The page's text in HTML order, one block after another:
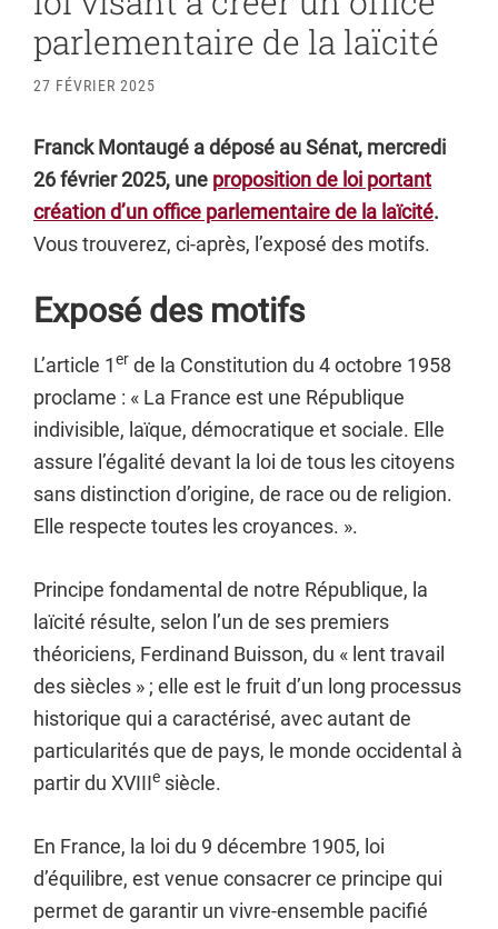
parlementaire de la laïcité
27 FÉVRIER 2025
Franck Montaugé a déposé au Sénat, mercredi
26 février 2025, une proposition de loi portant
création d’un office parlementaire de la laïcité.
Vous trouverez, ci-après, l’exposé des motifs.
Exposé des motifs
L’article 1er de la Constitution du 4 octobre 1958
proclame : « La France est une République
indivisible, laïque, démocratique et sociale. Elle
assure l’égalité devant la loi de tous les citoyens
sans distinction d’origine, de race ou de religion.
Elle respecte toutes les croyances. ».
Principe fondamental de notre République, la
laïcité résulte, selon l’un de ses premiers
théoriciens, Ferdinand Buisson, du « lent travail
des siècles » ; elle est le fruit d’un long processus
historique qui a caractérisé, avec autant de
particularités que de pays, le monde occidental à
partir du XVIIIe siècle.
En France, la loi du 9 décembre 1905, loi
d’équilibre, est venue consacrer ce principe qui
permet de garantir un vivre-ensemble pacifié